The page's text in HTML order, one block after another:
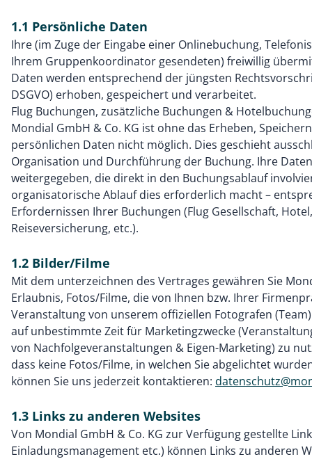
1.1 Persönliche Daten
Ihre (im Zuge der Eingabe einer Onlinebuchung,
Ihrem Gruppenkoordinator gesendeten) freiwillig
Daten werden entsprechend der jüngsten
DSGVO) erhoben, gespeichert und verarbeitet.
Flug Buchungen, zusätzliche Buchungen &
Mondial GmbH & Co. KG ist ohne das Erheben,
persönlichen Daten nicht möglich. Dies geschieht
Organisation und Durchführung der Buchung. Ihre
weitergegeben, die direkt in den Buchungsablauf
organisatorische Ablauf dies erforderlich macht –
Erfordernissen Ihrer Buchungen (Flug Gesellschaft,
Reiseversicherung, etc.).
1.2 Bilder/Filme
Mit dem unterzeichnen des Vertrages gewähren Sie
Erlaubnis, Fotos/Filme, die von Ihnen bzw. Ihrer
Veranstaltung von unserem offiziellen Fotografen
auf unbestimmte Zeit für Marketingzwecke
von Nachfolgeveranstaltungen & Eigen-Marketing) zu
dass keine Fotos/Filme, in welchen Sie abgelichtet
können Sie uns jederzeit kontaktieren:
1.3 Links zu anderen Websites
Von Mondial GmbH & Co. KG zur Verfügung gestellte
Einladungsmanagement etc.) können Links zu anderen